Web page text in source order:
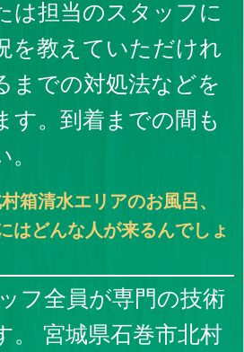
は担当のスタッフに
を教えていただけれ
までの対処法などを
す。到着までの間も
箱清水エリアのお風呂、
はどんな人が来るんでしょ
フ全員が専門の技術
。 宮城県石巻市北村